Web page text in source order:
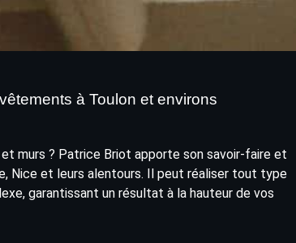
à Toulon et environs
murs ? Patrice Briot apporte son savoir-faire et
Nice et leurs alentours. Il peut réaliser tout type
garantissant un résultat à la hauteur de vos